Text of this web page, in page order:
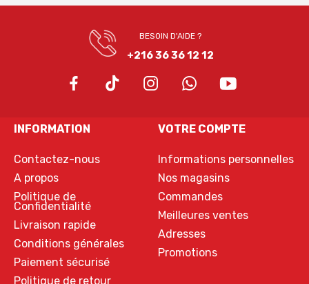
BESOIN D'AIDE ?
+216 36 36 12 12
INFORMATION
Contactez-nous
A propos
Politique de
Confidentialité
Livraison rapide
Conditions générales
Paiement sécurisé
Politique de retour
VOTRE COMPTE
Informations personnelles
Nos magasins
Commandes
Meilleures ventes
Adresses
Promotions